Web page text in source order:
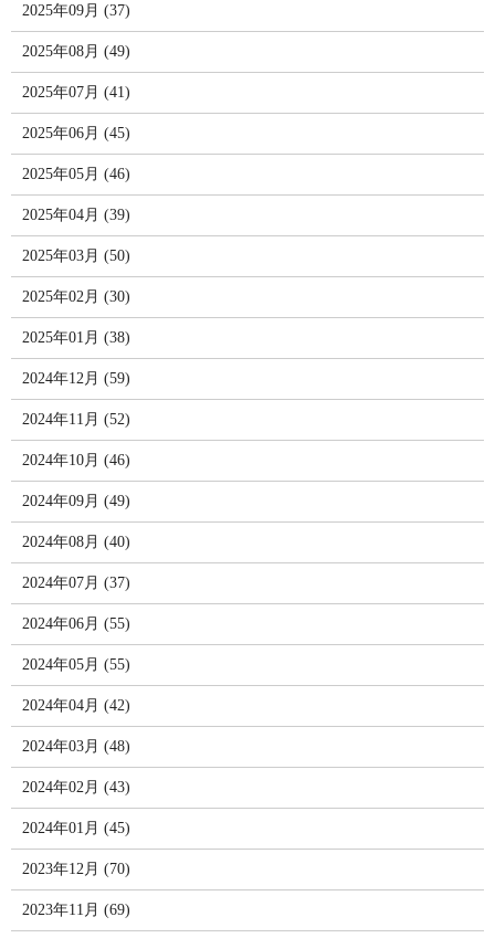
2025年09月 (37)
2025年08月 (49)
2025年07月 (41)
2025年06月 (45)
2025年05月 (46)
2025年04月 (39)
2025年03月 (50)
2025年02月 (30)
2025年01月 (38)
2024年12月 (59)
2024年11月 (52)
2024年10月 (46)
2024年09月 (49)
2024年08月 (40)
2024年07月 (37)
2024年06月 (55)
2024年05月 (55)
2024年04月 (42)
2024年03月 (48)
2024年02月 (43)
2024年01月 (45)
2023年12月 (70)
2023年11月 (69)